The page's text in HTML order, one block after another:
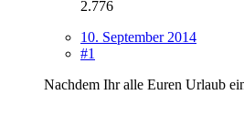
2.776
10. September 2014
#1
Nachdem Ihr alle Euren Urlaub